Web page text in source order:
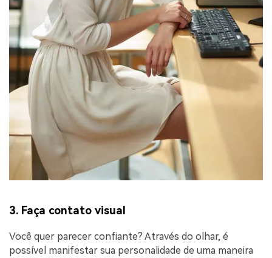
3. Faça contato visual
Você quer parecer confiante? Através do olhar, é
possível manifestar sua personalidade de uma maneira